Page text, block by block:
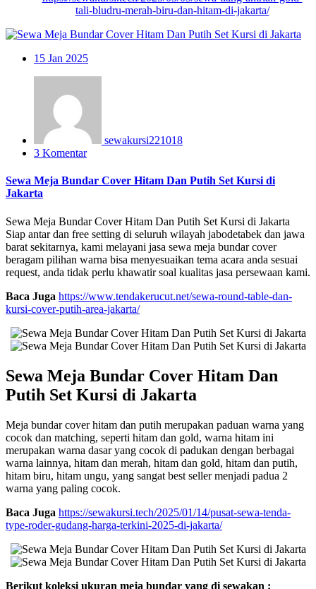
tali-bludru-merah-biru-dan-hitam-di-jakarta/
15 Jan 2025
sewakursi221018
3 Komentar
Sewa Meja Bundar Cover Hitam Dan Putih Set Kursi di
Jakarta
Sewa Meja Bundar Cover Hitam Dan Putih Set Kursi di Jakarta
Siap antar dan free setting di seluruh wilayah jabodetabek dan jawa
barat sekitarnya, kami melayani jasa sewa meja bundar cover
beragam pilihan warna bisa menyesuaikan tema acara anda sesuai
request, anda tidak perlu khawatir soal kualitas jasa persewaan kami.
Baca Juga https://www.tendakerucut.net/sewa-round-table-dan-
kursi-cover-putih-area-jakarta/
Sewa Meja Bundar Cover Hitam Dan
Putih Set Kursi di Jakarta
Meja bundar cover hitam dan putih merupakan paduan warna yang
cocok dan matching, seperti hitam dan gold, warna hitam ini
merupakan warna dasar yang cocok di padukan dengan berbagai
warna lainnya, hitam dan merah, hitam dan gold, hitam dan putih,
hitam biru, hitam ungu, yang sangat best seller menjadi padua 2
warna yang paling cocok.
Baca Juga https://sewakursi.tech/2025/01/14/pusat-sewa-tenda-
type-roder-gudang-harga-terkini-2025-di-jakarta/
Berikut koleksi ukuran meja bundar yang di sewakan :